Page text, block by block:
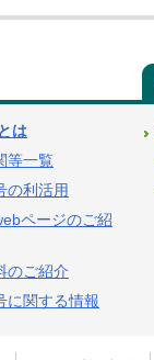
は
等一覧
の利活用
ページのご紹
のご紹介
に関する情報